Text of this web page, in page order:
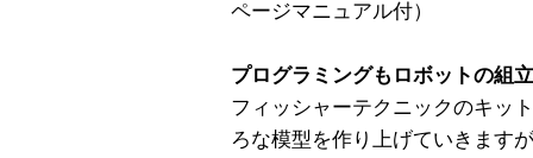
ページマニュアル付）
プログラミングもロボットの組
フィッシャーテクニックのキッ
ろな模型を作り上げていきます